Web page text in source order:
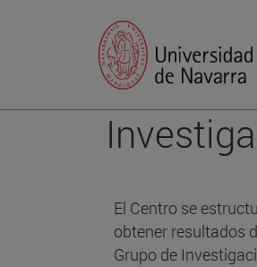
El Centro se
obtener resultados
Grupo de